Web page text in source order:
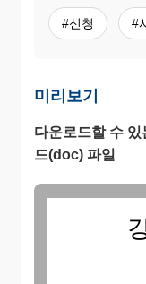
#신청 #
미리보기
다운로드할 수 있
드(doc) 파일